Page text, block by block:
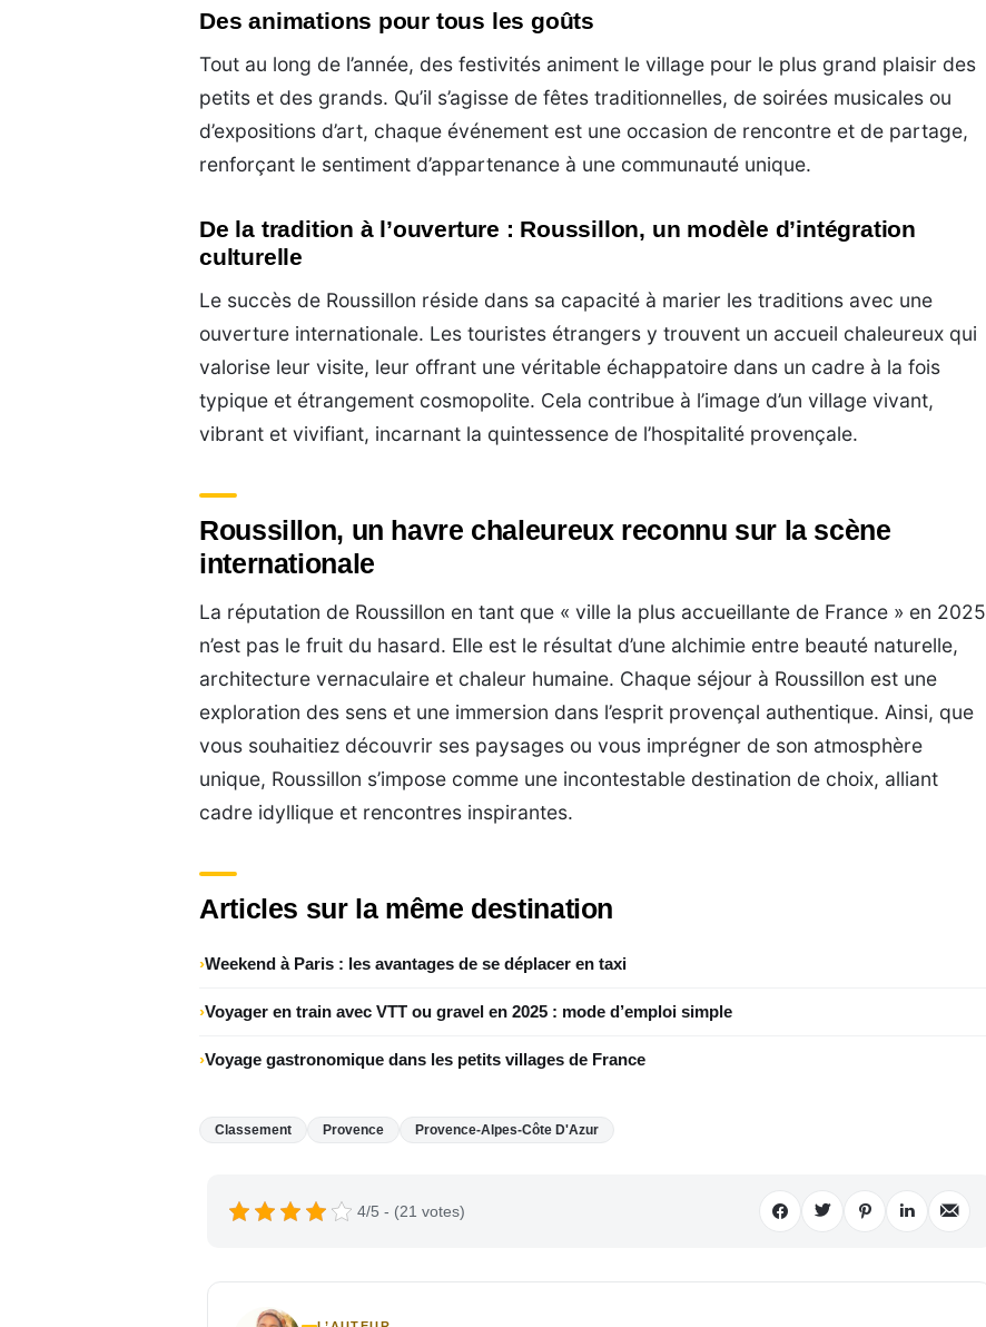
Des animations pour tous les goûts
Tout au long de l’année, des festivités animent le village pour le plus grand plaisir des
petits et des grands. Qu’il s’agisse de fêtes traditionnelles, de soirées musicales ou
d’expositions d’art, chaque événement est une occasion de rencontre et de partage,
renforçant le sentiment d’appartenance à une communauté unique.
De la tradition à l’ouverture : Roussillon, un modèle d’intégration
culturelle
Le succès de Roussillon réside dans sa capacité à marier les traditions avec une
ouverture internationale. Les touristes étrangers y trouvent un accueil chaleureux qui
valorise leur visite, leur offrant une véritable échappatoire dans un cadre à la fois
typique et étrangement cosmopolite. Cela contribue à l’image d’un village vivant,
vibrant et vivifiant, incarnant la quintessence de l’hospitalité provençale.
Roussillon, un havre chaleureux reconnu sur la scène
internationale
La réputation de Roussillon en tant que « ville la plus accueillante de France » en 2025
n’est pas le fruit du hasard. Elle est le résultat d’une alchimie entre beauté naturelle,
architecture vernaculaire et chaleur humaine. Chaque séjour à Roussillon est une
exploration des sens et une immersion dans l’esprit provençal authentique. Ainsi, que
vous souhaitiez découvrir ses paysages ou vous imprégner de son atmosphère
unique, Roussillon s’impose comme une incontestable destination de choix, alliant
cadre idyllique et rencontres inspirantes.
Articles sur la même destination
Weekend à Paris : les avantages de se déplacer en taxi
Voyager en train avec VTT ou gravel en 2025 : mode d’emploi simple
Voyage gastronomique dans les petits villages de France
Classement Provence Provence-Alpes-Côte D'Azur
4/5 - (21 votes)